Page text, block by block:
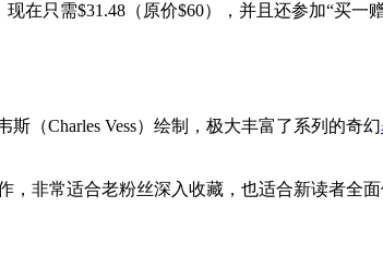
只需$31.48（原价$60），并且还参加“买一
斯（Charles Vess）绘制，极大丰富了系列的奇幻
，非常适合老粉丝深入收藏，也适合新读者全